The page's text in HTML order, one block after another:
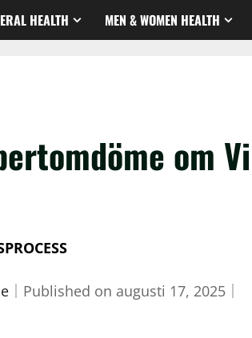
HEALTH MEN & WOMEN HEALTH
om
｜ Published on augusti 17, 2025｜